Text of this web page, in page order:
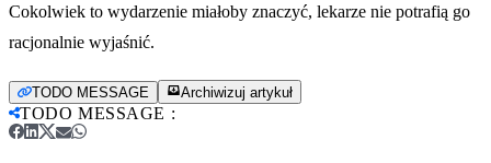
Cokolwiek to wydarzenie miałoby znaczyć, lekarze nie potrafią go
racjonalnie wyjaśnić.
TODO MESSAGE Archiwizuj artykuł
TODO MESSAGE :